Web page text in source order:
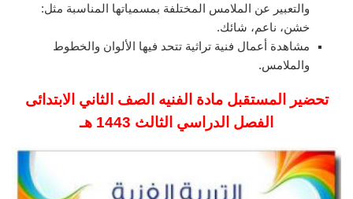
والتعبير عن الملامس المختلفة بمسمياتها المناسبة مثل:
خشن، ناعم، شائك.
مشاهدة أعمال فنية تراثية تتحد فيها الألوان والخطوط
والملامس.
تحضير المستقبل مادة الفنيه الصف الثاني الابتدائى
الفصل الدراسي الثالث 1443 هـ